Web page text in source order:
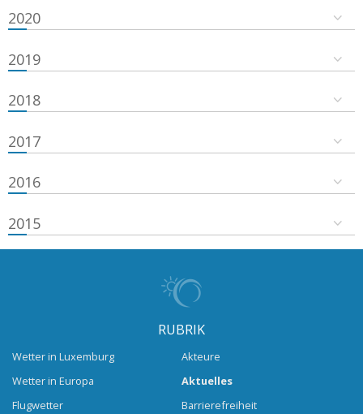
2020
2019
2018
2017
2016
2015
RUBRIK
Wetter in Luxemburg
Wetter in Europa
Flugwetter
Akteure
Aktuelles
Barrierefreiheit